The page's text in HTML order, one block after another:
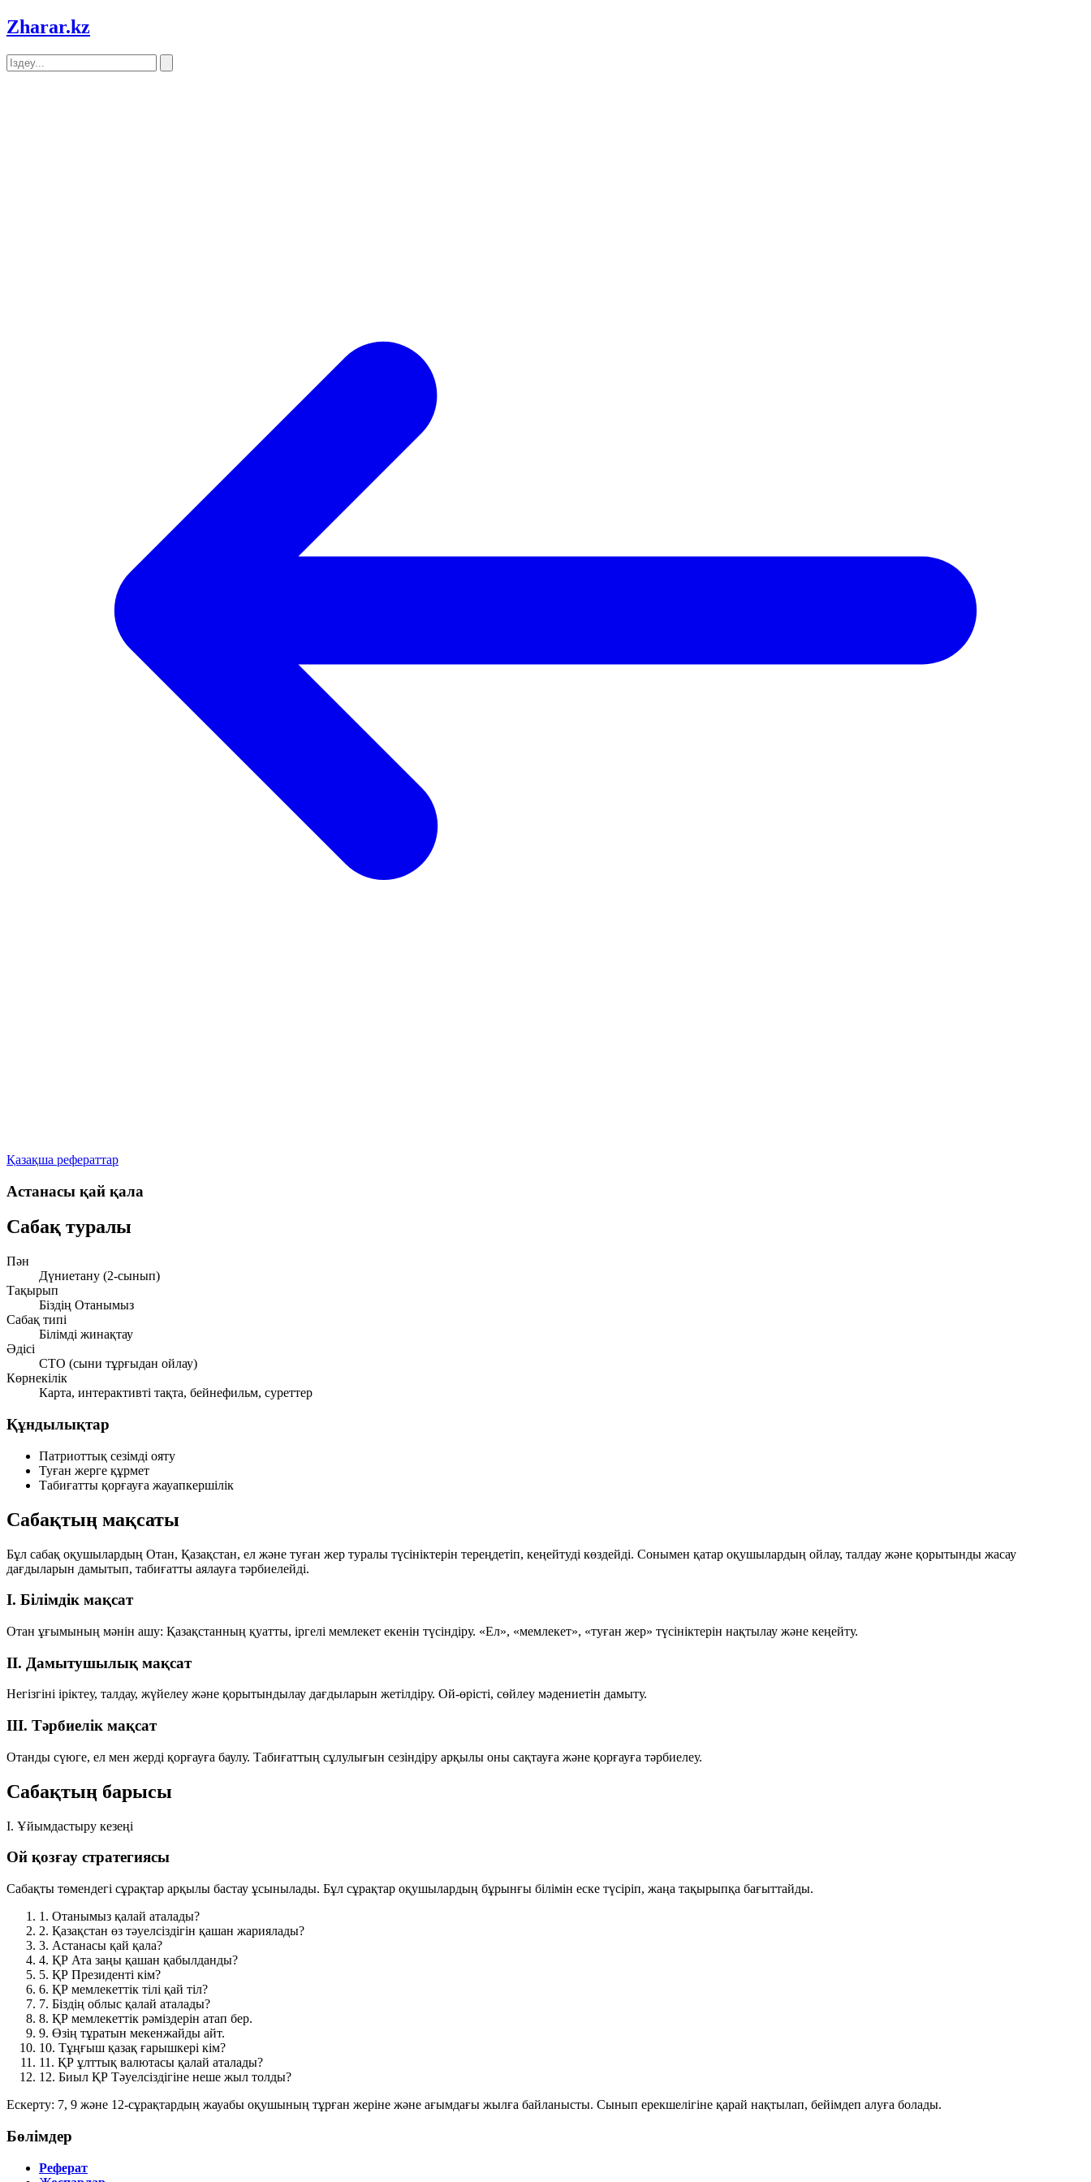
Zharar.kz
Қазақша рефераттар
Астанасы қай қала
Сабақ туралы
Пән
Дүниетану (2-сынып)
Тақырып
Біздің Отанымыз
Сабақ типі
Білімді жинақтау
Әдісі
СТО (сыни тұрғыдан ойлау)
Көрнекілік
Карта, интерактивті тақта, бейнефильм, суреттер
Құндылықтар
Патриоттық сезімді ояту
Туған жерге құрмет
Табиғатты қорғауға жауапкершілік
Сабақтың мақсаты
Бұл сабақ оқушылардың Отан, Қазақстан, ел және туған жер туралы түсініктерін тереңдетіп, кеңейтуді көздейді. Сонымен қатар оқушылардың ойлау, талдау және қорытынды жасау
дағдыларын дамытып, табиғатты аялауға тәрбиелейді.
I. Білімдік мақсат
Отан ұғымының мәнін ашу: Қазақстанның қуатты, іргелі мемлекет екенін түсіндіру. «Ел», «мемлекет», «туған жер» түсініктерін нақтылау және кеңейту.
II. Дамытушылық мақсат
Негізгіні іріктеу, талдау, жүйелеу және қорытындылау дағдыларын жетілдіру. Ой-өрісті, сөйлеу мәдениетін дамыту.
III. Тәрбиелік мақсат
Отанды сүюге, ел мен жерді қорғауға баулу. Табиғаттың сұлулығын сезіндіру арқылы оны сақтауға және қорғауға тәрбиелеу.
Сабақтың барысы
I. Ұйымдастыру кезеңі
Ой қозғау стратегиясы
Сабақты төмендегі сұрақтар арқылы бастау ұсынылады. Бұл сұрақтар оқушылардың бұрынғы білімін еске түсіріп, жаңа тақырыпқа бағыттайды.
1. Отанымыз қалай аталады?
2. Қазақстан өз тәуелсіздігін қашан жариялады?
3. Астанасы қай қала?
4. ҚР Ата заңы қашан қабылданды?
5. ҚР Президенті кім?
6. ҚР мемлекеттік тілі қай тіл?
7. Біздің облыс қалай аталады?
8. ҚР мемлекеттік рәміздерін атап бер.
9. Өзің тұратын мекенжайды айт.
10. Тұңғыш қазақ ғарышкері кім?
11. ҚР ұлттық валютасы қалай аталады?
12. Биыл ҚР Тәуелсіздігіне неше жыл толды?
Ескерту: 7, 9 және 12-сұрақтардың жауабы оқушының тұрған жеріне және ағымдағы жылға байланысты. Сынып ерекшелігіне қарай нақтылап, бейімдеп алуға болады.
Бөлімдер
Реферат